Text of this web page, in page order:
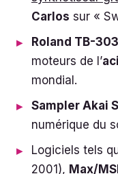
Carlos sur «
Roland TB-303
moteurs de l’
mondial.
Sampler Akai
numérique du
Logiciels tels
2001), Max/